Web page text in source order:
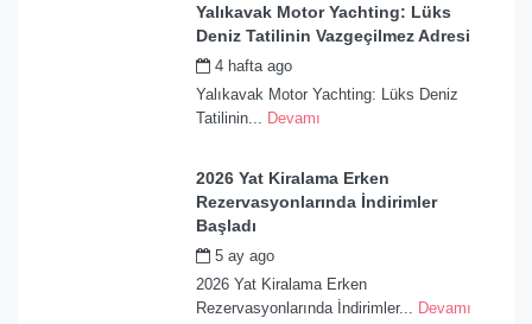
Yalıkavak Motor Yachting: Lüks
Deniz Tatilinin Vazgeçilmez Adresi
4 hafta ago
Yalıkavak Motor Yachting: Lüks Deniz
Tatilinin... Devamı
2026 Yat Kiralama Erken
Rezervasyonlarında İndirimler
Başladı
5 ay ago
2026 Yat Kiralama Erken
Rezervasyonlarında İndirimler... Devamı